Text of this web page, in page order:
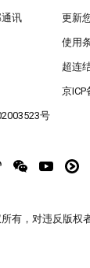
讯 更新
使用
超连
京ICP
号
有，对违反版权